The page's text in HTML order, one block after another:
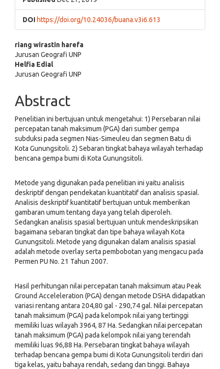
DOI https://doi.org/10.24036/buana.v3i6.613
Main
Article
Content
riang wirastin harefa
Jurusan Geografi UNP
Helfia Edial
Jurusan Geografi UNP
Abstract
Penelitian ini bertujuan untuk mengetahui: 1) Persebaran nilai
percepatan tanah maksimum (PGA) dari sumber gempa
subduksi pada segmen Nias-Simeuleu dan segmen Batu di
Kota Gunungsitoli. 2) Sebaran tingkat bahaya wilayah terhadap
bencana gempa bumi di Kota Gunungsitoli.
Metode yang digunakan pada penelitian ini yaitu analisis
deskriptif dengan pendekatan kuantitatif dan analisis spasial.
Analisis deskriptif kuantitatif bertujuan untuk memberikan
gambaran umum tentang daya yang telah diperoleh.
Sedangkan analisis spasial bertujuan untuk mendeskripsikan
bagaimana sebaran tingkat dan tipe bahaya wilayah Kota
Gunungsitoli. Metode yang digunakan dalam analisis spasial
adalah metode overlay serta pembobotan yang mengacu pada
Permen PU No. 21 Tahun 2007.
Hasil perhitungan nilai percepatan tanah maksimum atau Peak
Ground Acceleleration (PGA) dengan metode DSHA didapatkan
variasi rentang antara 204,80 gal - 290,74 gal. Nilai percepatan
tanah maksimum (PGA) pada kelompok nilai yang tertinggi
memiliki luas wilayah 3964, 87 Ha. Sedangkan nilai percepatan
tanah maksimum (PGA) pada kelompok nilai yang terendah
memiliki luas 96,88 Ha. Persebaran tingkat bahaya wilayah
terhadap bencana gempa bumi di Kota Gunungsitoli terdiri dari
tiga kelas, yaitu bahaya rendah, sedang dan tinggi. Bahaya